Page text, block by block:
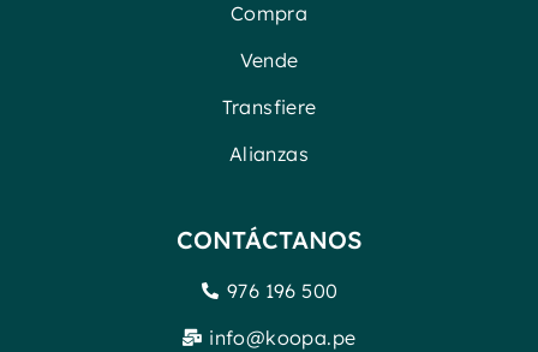
Compra
Vende
Transfiere
Alianzas
CONTÁCTANOS
976 196 500
info@koopa.pe